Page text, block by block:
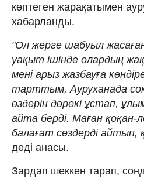
көптеген жарақатымен
хабарланды.
"Ол жерге шабуыл
уақыт ішінде олардың
мені арыз жазбауға
тарттым, Ауруханада
өздерін дөрекі ұстап,
айта берді. Маған қоқан-
балағат сөздерді
деді анасы.
Зардап шеккен тарап,